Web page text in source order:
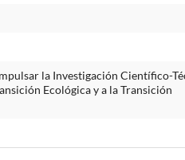
la Investigación Científico-
Ecológica y a la Transición